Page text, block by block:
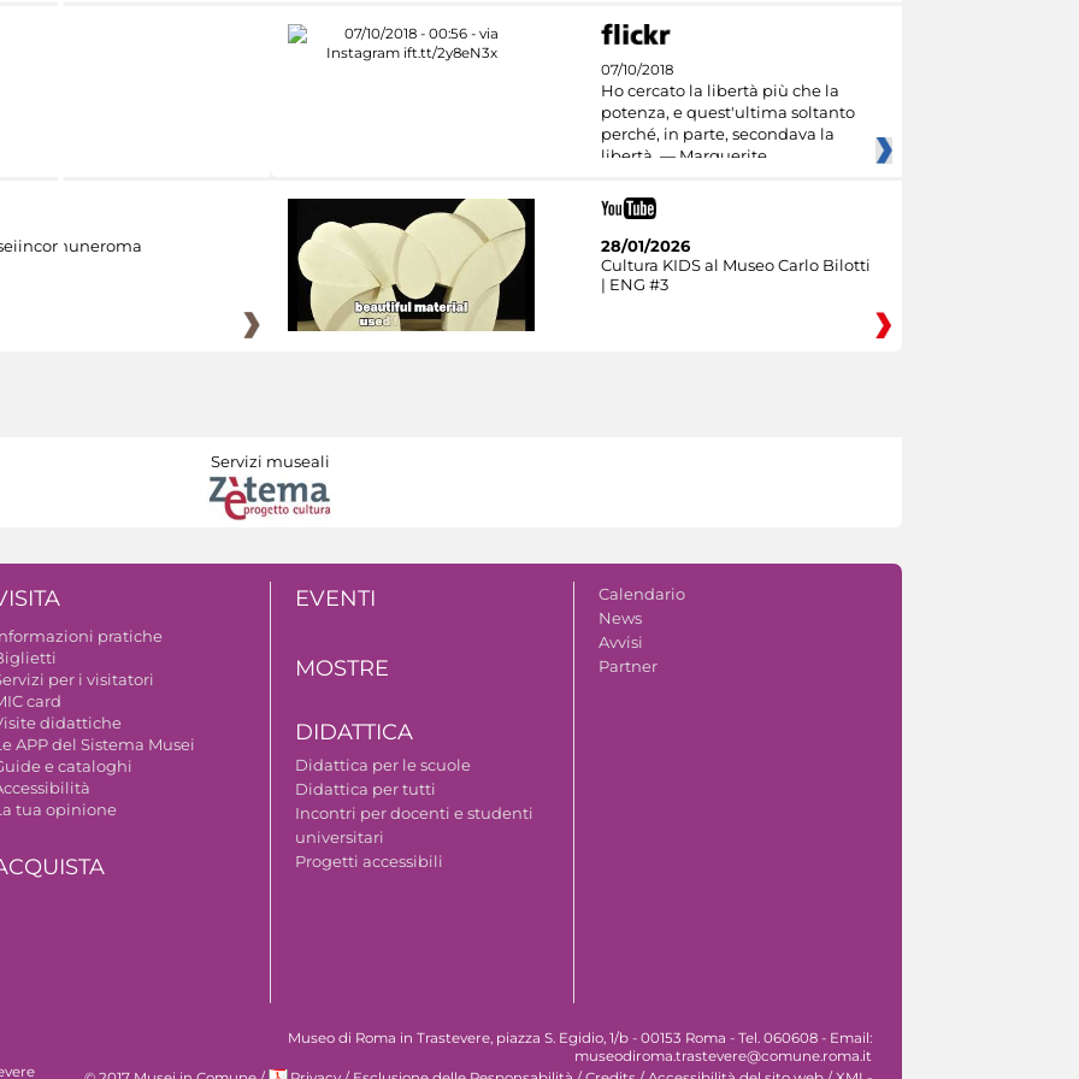
07/10/2018
Ho cercato la libertà più che la
potenza, e quest'ultima soltanto
perché, in parte, secondava la
libertà. — Marguerite
28/01/2026
Cultura KIDS al Museo Carlo Bilotti
| ENG #3
Servizi museali
pratiche
per i visitatori
card
didattiche
APP del Sistema Musei
e cataloghi
tua opinione
EVENTI
MOSTRE
DIDATTICA
Didattica per le scuole
Didattica per tutti
Incontri per docenti e studenti
universitari
Progetti accessibili
Calendario
News
Avvisi
Partner
Museo di Roma in Trastevere, piazza S. Egidio, 1/b - 00153 Roma - Tel. 060608 - Email:
museodiroma.trastevere@comune.roma.it